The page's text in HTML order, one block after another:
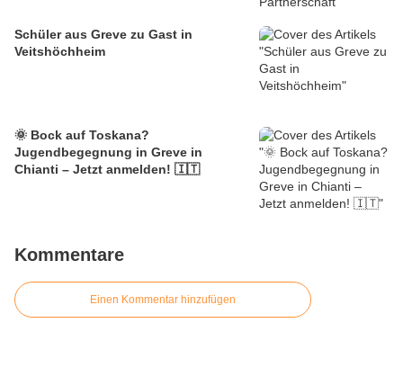
Schüler aus Greve zu Gast in
Veitshöchheim
🌞 Bock auf Toskana?
Jugendbegegnung in Greve in
Chianti – Jetzt anmelden! 🇮🇹
Kommentare
Einen Kommentar hinzufügen